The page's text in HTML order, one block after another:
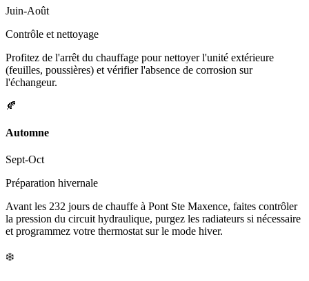
Juin-Août
Contrôle et nettoyage
Profitez de l'arrêt du chauffage pour nettoyer l'unité extérieure
(feuilles, poussières) et vérifier l'absence de corrosion sur
l'échangeur.
🍂
Automne
Sept-Oct
Préparation hivernale
Avant les 232 jours de chauffe à Pont Ste Maxence, faites contrôler
la pression du circuit hydraulique, purgez les radiateurs si nécessaire
et programmez votre thermostat sur le mode hiver.
❄️